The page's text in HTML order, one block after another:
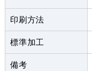
印刷方法
標準加工
備考